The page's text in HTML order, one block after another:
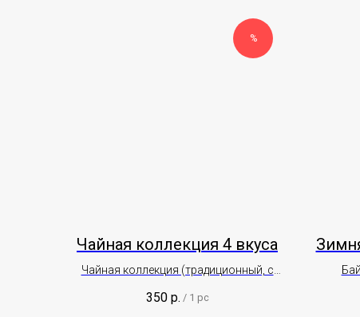
%
Чайная коллекция 4 вкуса
Чайная коллекция (традиционный, с
облепихой)
350 р. / 1 pc